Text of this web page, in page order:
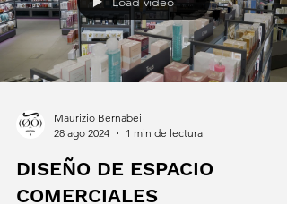
Load video
Maurizio Bernabei